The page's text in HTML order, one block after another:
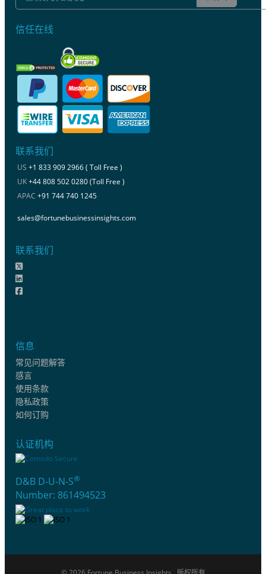
信任在线
联系我们
US +1 833 909 2966 ( Toll Free )
UK+44 808 502 0280 (Toll Free )
APAC +91 744 740 1245
sales@fortunebusinessinsights.com
联系我们
信息
常见问题解答
感言
使用条款
隐私政策
如何订购
认证机构
D&B D-U-N-S®
Number: 861494523